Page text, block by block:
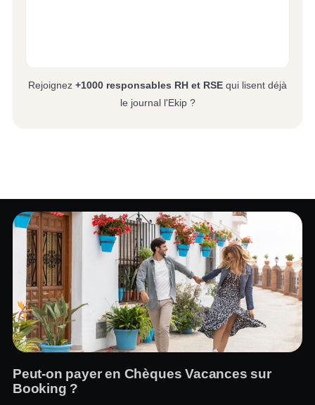
Rejoignez +1000 responsables RH et RSE qui lisent déjà
le journal l'Ekip ?
Peut-on payer en Chèques Vacances sur
Booking ?